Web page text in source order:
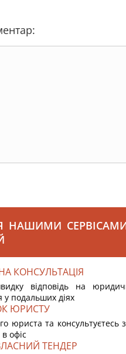
НАШИМИ
КОНСУЛЬТАЦІЯ
відповідь на
у подальших діях
ЮРИСТУ
юриста та
офіс
ТЕНДЕР